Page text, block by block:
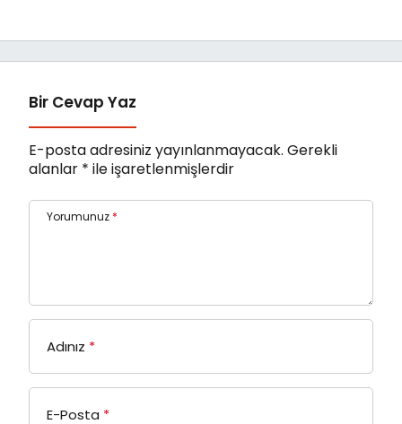
Bir Cevap Yaz
E-posta adresiniz yayınlanmayacak. Gerekli
alanlar * ile işaretlenmişlerdir
Yorumunuz *
Adınız *
E-Posta *